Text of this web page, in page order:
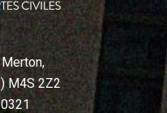
M4S 2Z2